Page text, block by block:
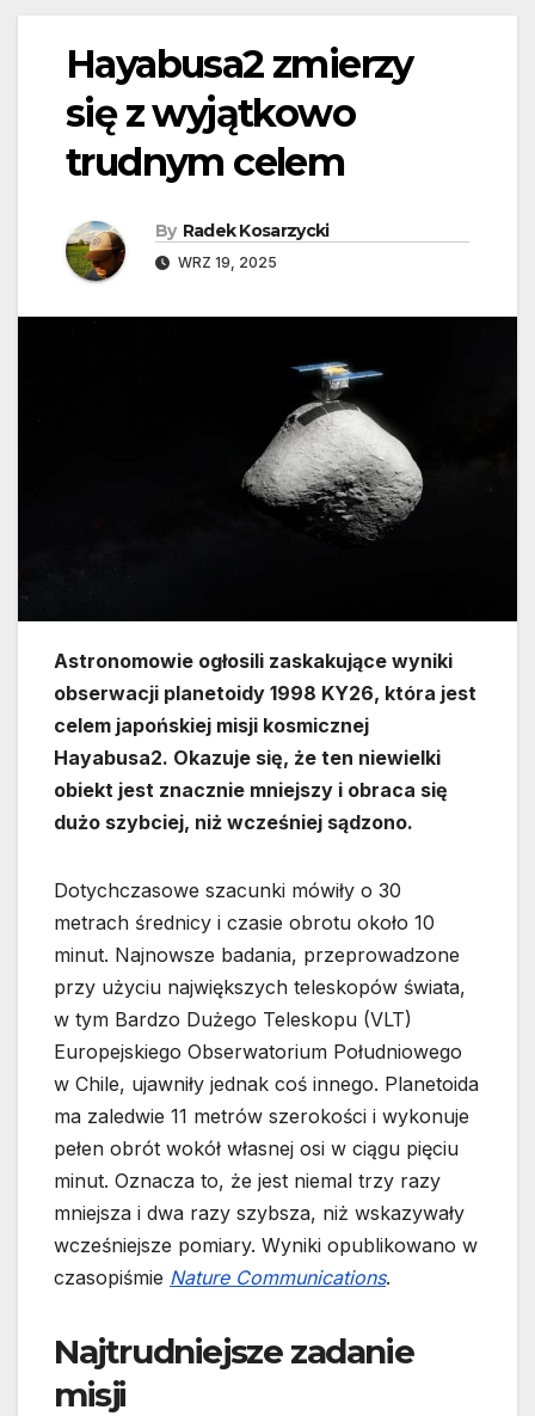
Hayabusa2 zmierzy
się z wyjątkowo
trudnym celem
By Radek Kosarzycki
WRZ 19, 2025
Astronomowie ogłosili zaskakujące wyniki
obserwacji planetoidy 1998 KY26, która jest
celem japońskiej misji kosmicznej
Hayabusa2. Okazuje się, że ten niewielki
obiekt jest znacznie mniejszy i obraca się
dużo szybciej, niż wcześniej sądzono.
Dotychczasowe szacunki mówiły o 30
metrach średnicy i czasie obrotu około 10
minut. Najnowsze badania, przeprowadzone
przy użyciu największych teleskopów świata,
w tym Bardzo Dużego Teleskopu (VLT)
Europejskiego Obserwatorium Południowego
w Chile, ujawniły jednak coś innego. Planetoida
ma zaledwie 11 metrów szerokości i wykonuje
pełen obrót wokół własnej osi w ciągu pięciu
minut. Oznacza to, że jest niemal trzy razy
mniejsza i dwa razy szybsza, niż wskazywały
wcześniejsze pomiary. Wyniki opublikowano w
czasopiśmie Nature Communications.
Najtrudniejsze zadanie
misji